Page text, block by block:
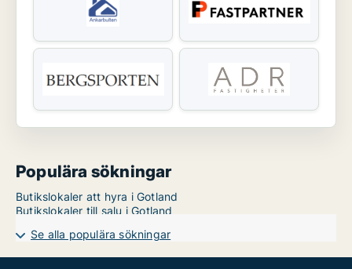
Populära sökningar
Butikslokaler att hyra i Gotland
Butikslokaler till salu i Gotland
Se alla populära sökningar